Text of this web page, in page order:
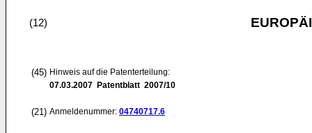
(12)
(45) Hinweis auf die Patenterteilung:
07.03.2007 Patentblatt 2007/10
(21) Anmeldenummer: 04740717.6